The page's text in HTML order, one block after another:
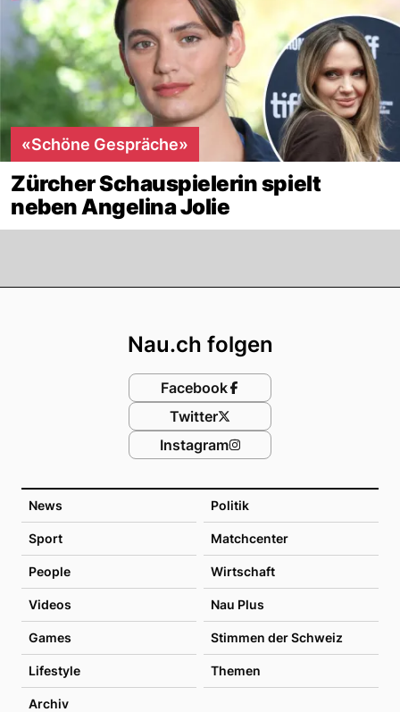
«Schöne Gespräche»
Zürcher Schauspielerin spielt
neben Angelina Jolie
News Politik
Sport Matchcenter
People Wirtschaft
Videos Nau Plus
Games Stimmen der Schweiz
Lifestyle Themen
Archiv
Nau.ch folgen
Facebook
Twitter
Instagram